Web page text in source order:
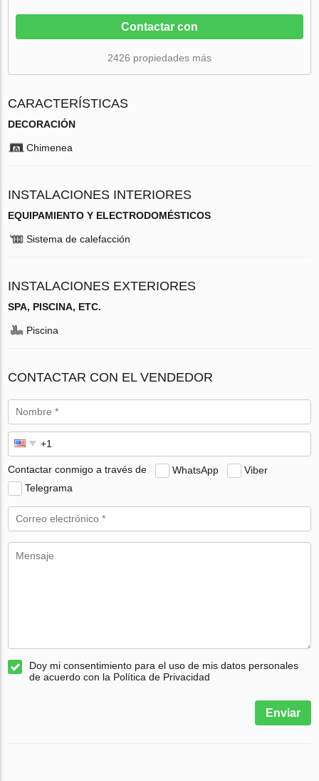
Contactar con
2426 propiedades más
CARACTERÍSTICAS
DECORACIÓN
Chimenea
INSTALACIONES INTERIORES
EQUIPAMIENTO Y ELECTRODOMÉSTICOS
Sistema de calefacción
INSTALACIONES EXTERIORES
SPA, PISCINA, ETC.
Piscina
CONTACTAR CON EL VENDEDOR
Contactar conmigo a través de WhatsApp
Viber
Telegrama
Doy mi consentimiento para el uso de mis datos personales
de acuerdo con la Política de Privacidad
Enviar